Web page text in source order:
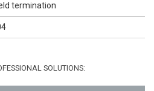
termination
SOLUTIONS: